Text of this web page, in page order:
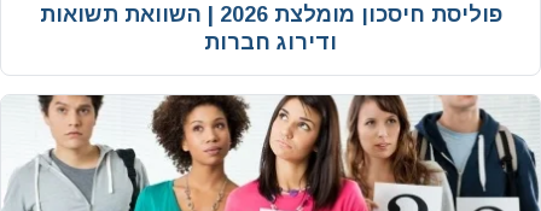
פוליסת חיסכון מומלצת 2026 | השוואת תשואות
ודירוג חברות